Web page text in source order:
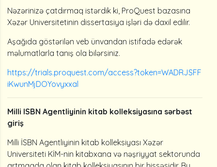
Nəzərinizə çatdırmaq istərdik ki, ProQuest bazasına
Xəzər Universitetinin dissertasiya işləri də daxil edilir.
Aşağıda göstərilən veb ünvandan istifadə edərək
məlumatlarla tanış ola bilərsiniz.
https://trials.proquest.com/access?token=WADRJSFF
iKwunMjDOYovyxxal
Milli ISBN Agentliyinin kitab kolleksiyasına sərbəst
giriş
Milli İSBN Agentliyinin kitab kolleksiyası Xəzər
Universiteti KİM-nin kitabxana və nəşriyyat sektorunda